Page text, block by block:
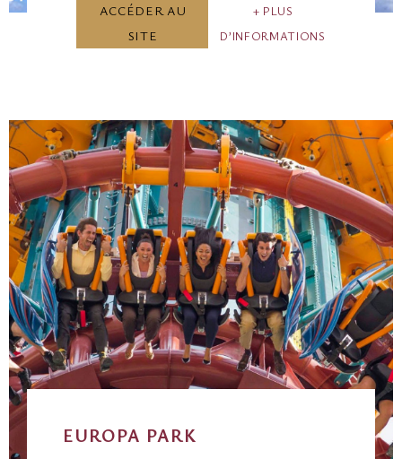
ACCÉDER AU
SITE
PLUS
D’INFORMATIONS
EUROPA PARK